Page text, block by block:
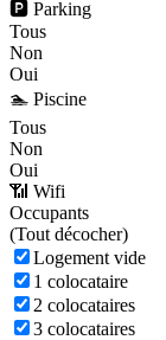
🅿️ Parking
Tous
Non
Oui
🏊 Piscine
Tous
Non
Oui
📶 Wifi
Occupants
(Tout décocher)
Logement vide
1 colocataire
2 colocataires
3 colocataires